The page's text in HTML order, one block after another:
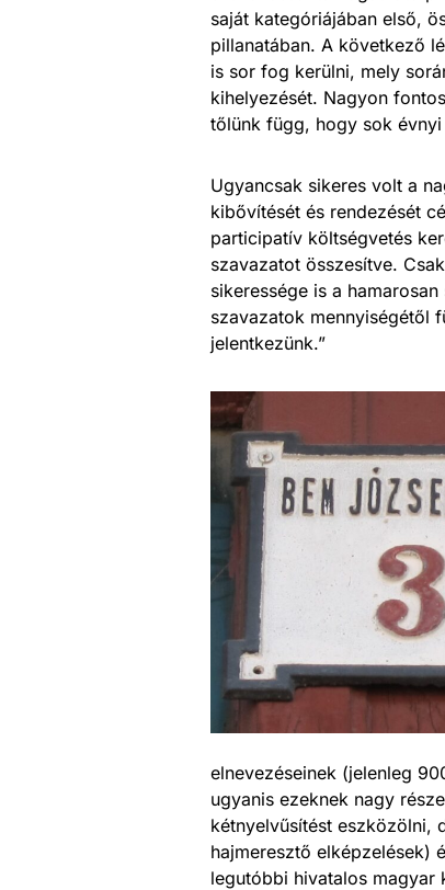
saját kategóriájában első,
pillanatában. A következő
is sor fog kerülni, mely
kihelyezését. Nagyon
tőlünk függ, hogy sok
Ugyancsak sikeres volt a
kibővítését és rendezését
participatív költségvetés
szavazatot összesítve.
sikeressége is a
szavazatok mennyiségétől
jelentkezünk.”
elnevezéseinek (jelenleg
ugyanis ezeknek nagy
kétnyelvűsítést eszközölni,
hajmeresztő elképzelések)
legutóbbi hivatalos magyar